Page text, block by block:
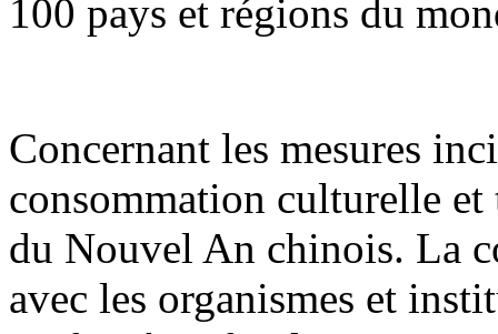
100 pays et régions du
Concernant les mesures
consommation culturelle
du Nouvel An chinois. La
avec les organismes et